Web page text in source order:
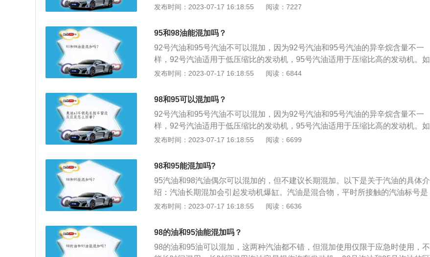
严重，震动影响的不仅是行驶稳定性，而且会造成活塞和气缸的异常磨损，严重
值定为0。如果汽油的标号为92，则表示该标号的汽油与含异辛烷92%、正庚烷
如果加的汽油比汽车规定的汽油标号要高，比如规定92号，加了95号，则正常消
耗完后，换上92号的汽油即可。如果加的汽油比汽车规定的汽油标号要低，比如
规定加95号汽油，加了92号的话，只需要添加高抗爆性的燃油添加剂即可。当
油，可以查阅汽车使用说明书或者查看油箱盖上标注的燃油标号。
果在原本应该添加95号汽油的汽车上面添加了92号汽油的话，会产生不正常的燃
转，严重可能会导致发动机损坏。如果在原本应该加92号汽油的汽车上加了95号
92、95、98号汽油的区别：标准汽油是由异辛烷和正庚烷组成。异辛烷的抗爆性
好，其辛烷值定为100；正庚烷的抗爆性差，在汽油机上容易发生爆震，其辛烷
值定为0。如果汽油的标号为92，则表示该标号的汽油与含异辛烷92%、正庚烷
如果加的汽油比汽车规定的汽油标号要高，比如规定92号，加了95号，则正常消
耗完后，换上92号的汽油即可。如果加的汽油比汽车规定的汽油标号要低，比如
规定加95号汽油，加了92号的话，只需要添加高抗爆性的燃油添加剂即可。当
油，可以查阅汽车使用说明书或者查看油箱盖上标注的燃油标号。
发布时间：2023-07-17 16:18:55 阅读：7227
95和98油能混加吗？
92号汽油和95号汽油不可以混加，因为92号汽油和95号汽油的异辛烷含量不一
样，92号汽油适用于低压缩比的发动机，95号汽油适用于压缩比高的发动机。如
果在原本应该添加95号汽油的汽车上面添加了92号汽油的话，会产生不正常的燃
转，严重可能会导致发动机损坏。如果在原本应该加92号汽油的汽车上加了95号
92、95、98号汽油的区别：标准汽油是由异辛烷和正庚烷组成。异辛烷的抗爆性
好，其辛烷值定为100；正庚烷的抗爆性差，在汽油机上容易发生爆震，其辛烷
值定为0。如果汽油的标号为92，则表示该标号的汽油与含异辛烷92%、正庚烷
如果加的汽油比汽车规定的汽油标号要高，比如规定92号，加了95号，则正常消
耗完后，换上92号的汽油即可。如果加的汽油比汽车规定的汽油标号要低，比如
规定加95号汽油，加了92号的话，只需要添加高抗爆性的燃油添加剂即可。当
油，可以查阅汽车使用说明书或者查看油箱盖上标注的燃油标号。
发布时间：2023-07-17 16:18:55 阅读：6844
98和95可以混加吗？
92号汽油和95号汽油不可以混加，因为92号汽油和95号汽油的异辛烷含量不一
样，92号汽油适用于低压缩比的发动机，95号汽油适用于压缩比高的发动机。如
果在原本应该添加95号汽油的汽车上面添加了92号汽油的话，会产生不正常的燃
转，严重可能会导致发动机损坏。如果在原本应该加92号汽油的汽车上加了95号
92、95、98号汽油的区别：标准汽油是由异辛烷和正庚烷组成。异辛烷的抗爆性
好，其辛烷值定为100；正庚烷的抗爆性差，在汽油机上容易发生爆震，其辛烷
值定为0。如果汽油的标号为92，则表示该标号的汽油与含异辛烷92%、正庚烷
如果加的汽油比汽车规定的汽油标号要高，比如规定92号，加了95号，则正常消
耗完后，换上92号的汽油即可。如果加的汽油比汽车规定的汽油标号要低，比如
规定加95号汽油，加了92号的话，只需要添加高抗爆性的燃油添加剂即可。当
发布时间：2023-07-17 16:18:55 阅读：6699
98和95能混加吗?
95汽油和98汽油偶尔可以混加的，但不建议长期混加。以下是关于汽油的具体介
绍：汽油长期混加会引起发动机爆缸。汽油是混合物，平时所接触的汽油标号是
指汽油的抗爆指数（即辛烷值），95号汽油和98号汽油严格来说不能混用，不过
所以还是要分开使用。个别地区还有低标号的90号汽油，如果和高标号汽油混
多的尾气污染。98号汽油密度一般在0.74以上，98号汽油就是其辛烷值与98%的
发布时间：2023-07-17 16:18:55 阅读：6636
98的油和95油能混加吗？
98的油和95油可以混加，这两种汽油都不错，但混加使用仅限于应急时使用，不